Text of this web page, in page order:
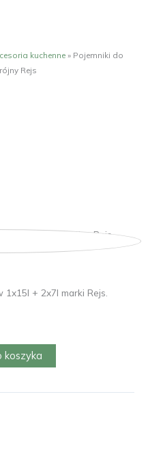
kuchenne » Pojemniki do
Rejs
praktiko 60 potrójny Rejs
+ 2x7l marki Rejs.
koszyka